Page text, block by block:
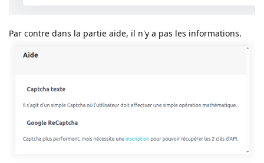
Par contre dans la partie aide, il n'y a pas les informations.